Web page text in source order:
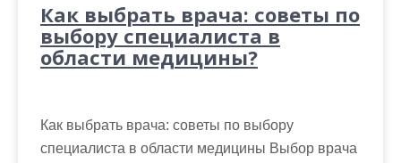
Как выбрать врача: советы по
выбору специалиста в
области медицины?
Как выбрать врача: советы по выбору
специалиста в области медицины Выбор врача